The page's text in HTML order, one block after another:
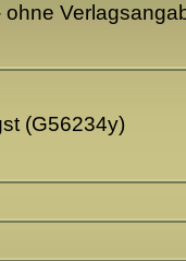
(G56234y)